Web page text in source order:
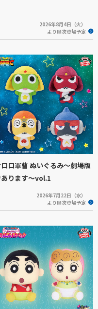
2026年8月4日（火）
より順次登場予定
ロ軍曹 ぬいぐるみ～劇場版
ります～vol.1
2026年7月22日（水）
より順次登場予定